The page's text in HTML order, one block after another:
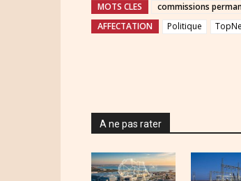
MOTS CLES commissions
AFFECTATION
Politique
A ne pas rater